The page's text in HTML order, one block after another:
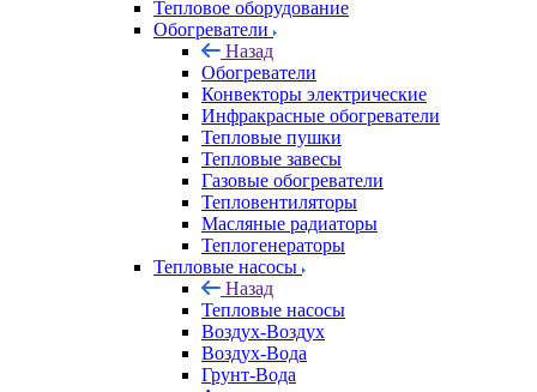
Тепловое оборудование
Обогреватели
Назад
Обогреватели
Конвекторы электрические
Инфракрасные обогреватели
Тепловые пушки
Тепловые завесы
Газовые обогреватели
Тепловентиляторы
Масляные радиаторы
Теплогенераторы
Тепловые насосы
Назад
Тепловые насосы
Воздух-Воздух
Воздух-Вода
Грунт-Вода